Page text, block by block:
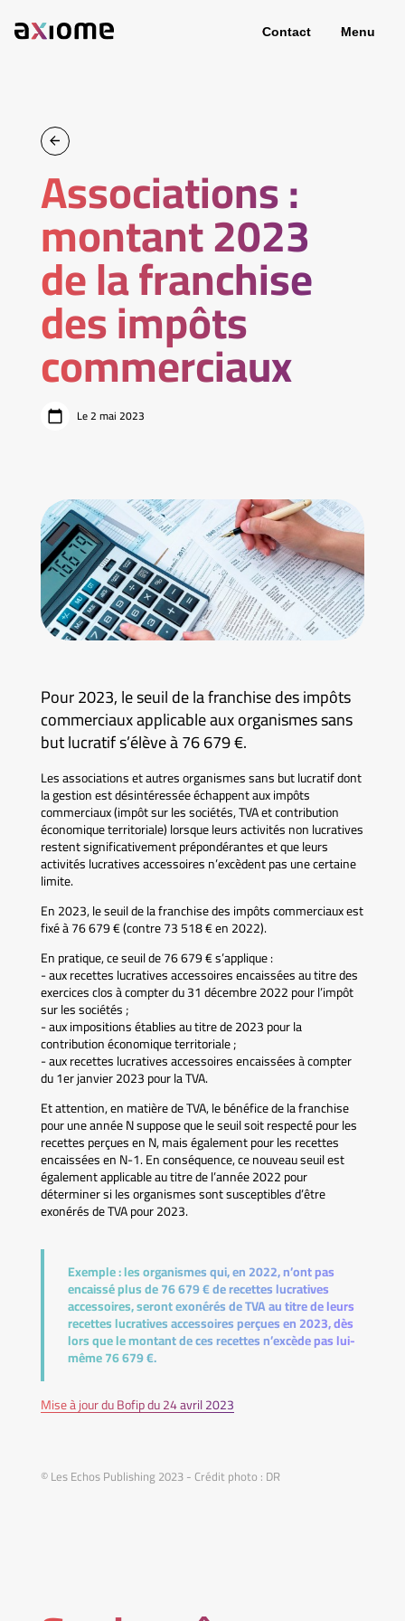
Contact Menu
Associations :
montant 2023
de la franchise
des impôts
commerciaux
Le 2 mai 2023
Pour 2023, le seuil de la franchise des impôts
commerciaux applicable aux organismes sans
but lucratif s’élève à 76 679 €.
Les associations et autres organismes sans but lucratif dont
la gestion est désintéressée échappent aux impôts
commerciaux (impôt sur les sociétés, TVA et contribution
économique territoriale) lorsque leurs activités non lucratives
restent significativement prépondérantes et que leurs
activités lucratives accessoires n’excèdent pas une certaine
limite.
En 2023, le seuil de la franchise des impôts commerciaux est
fixé à 76 679 € (contre 73 518 € en 2022).
En pratique, ce seuil de 76 679 € s’applique :
- aux recettes lucratives accessoires encaissées au titre des
exercices clos à compter du 31 décembre 2022 pour l’impôt
sur les sociétés ;
- aux impositions établies au titre de 2023 pour la
contribution économique territoriale ;
- aux recettes lucratives accessoires encaissées à compter
du 1er janvier 2023 pour la TVA.
Et attention, en matière de TVA, le bénéfice de la franchise
pour une année N suppose que le seuil soit respecté pour les
recettes perçues en N, mais également pour les recettes
encaissées en N-1. En conséquence, ce nouveau seuil est
également applicable au titre de l’année 2022 pour
déterminer si les organismes sont susceptibles d’être
exonérés de TVA pour 2023.
Exemple :les organismes qui, en 2022, n’ont pas
encaissé plus de 76 679 € de recettes lucratives
accessoires, seront exonérés de TVA au titre de leurs
recettes lucratives accessoires perçues en 2023, dès
lors que le montant de ces recettes n’excède pas lui-
même 76 679 €.
Mise à jour du Bofip du 24 avril 2023
© Les Echos Publishing 2023 - Crédit photo : DR